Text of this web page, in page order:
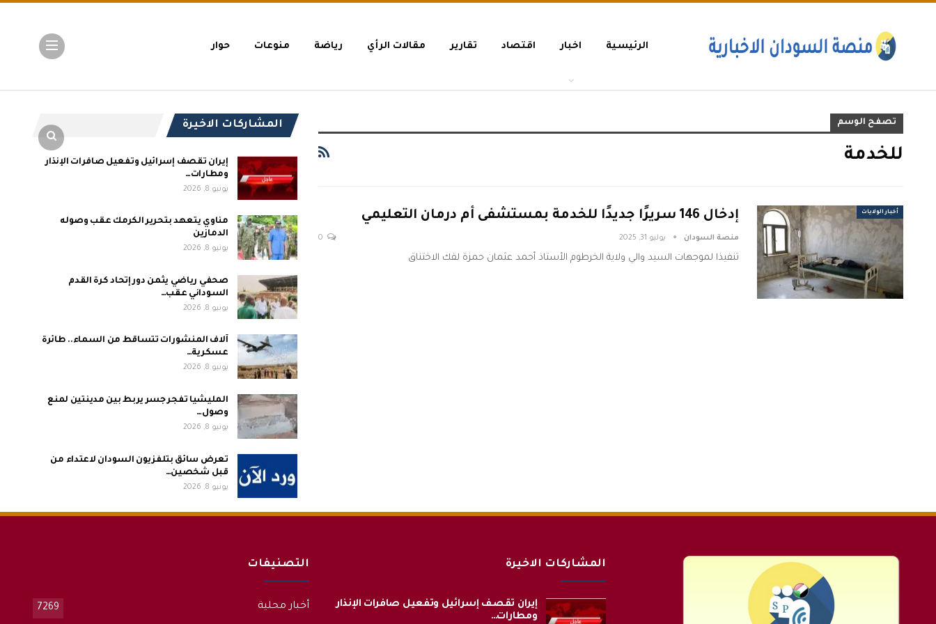
الرئيسية اخبار اقتصاد تقارير مقالات الرأي رياضة منوعات حوار
تصفح الوسم
للخدمة
أخبار الولايات إدخال 146 سريرًا جديدًا للخدمة بمستشفى أم درمان التعليمي
منصة السودان يوليو 31, 2025
تنفيذا لموجهات السيد والي ولاية الخرطوم الأستاذ أحمد عثمان حمزة لفك الاختناق
المشاركات الاخيرة
إيران تقصف إسرائيل وتفعيل صافرات الإنذار
ومطارات…
يونيو 8, 2026
مناوي يتعهد بتحرير الكرمك عقب وصوله
الدمازين
يونيو 8, 2026
صحفي رياضي يثمن دور إتحاد كرة القدم
السوداني عقب…
يونيو 8, 2026
آلاف المنشورات تتساقط من السماء.. طائرة
عسكرية…
يونيو 8, 2026
المليشيا تفجر جسر يربط بين مدينتين لمنع
وصول…
يونيو 8, 2026
تعرض سائق بتلفزيون السودان لاعتداء من
قبل شخصين…
يونيو 8, 2026
المشاركات الاخيرة
إيران تقصف إسرائيل وتفعيل صافرات الإنذار
ومطارات…
التصنيفات
أخبار محلية 7269